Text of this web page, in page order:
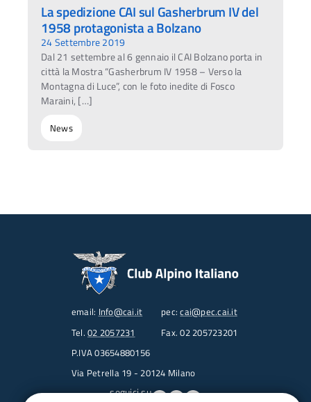
La spedizione CAI sul Gasherbrum IV del
1958 protagonista a Bolzano
24 Settembre 2019
Dal 21 settembre al 6 gennaio il CAI Bolzano porta in
città la Mostra “Gasherbrum IV 1958 – Verso la
Montagna di Luce”, con le foto inedite di Fosco
Maraini, […]
News
email: Info@cai.it pec:cai@pec.cai.it
Tel. 02 2057231
Fax. 02 205723201
P.IVA 03654880156
Via Petrella 19 - 20124 Milano
seguici su